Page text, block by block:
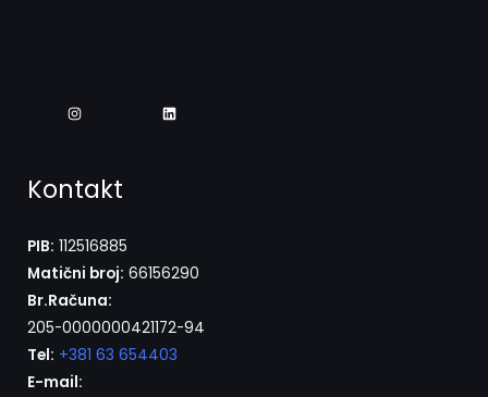
Kontakt
PIB: 112516885
Matični broj: 66156290
Br.Računa:
205-0000000421172-94
Tel: +381 63 654403
E-mail: